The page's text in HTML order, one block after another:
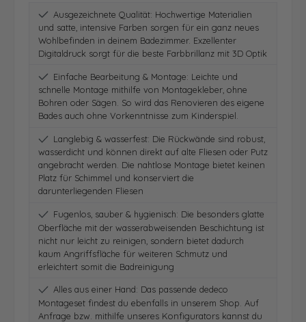
Ausgezeichnete Qualität: Hochwertige Materialien
und satte, intensive Farben sorgen für ein ganz neues
Wohlbefinden in deinem Badezimmer. Exzellenter
Digitaldruck sorgt für die beste Farbbrillanz mit 3D Optik
Einfache Bearbeitung & Montage: Leichte und
schnelle Montage mithilfe von Montagekleber, ohne
Bohren oder Sägen. So wird das Renovieren des eigene
Bades auch ohne Vorkenntnisse zum Kinderspiel.
Langlebig & wasserfest: Die Rückwände sind robust,
wasserdicht und können direkt auf alte Fliesen oder Putz
angebracht werden. Die nahtlose Montage bietet keinen
Platz für Schimmel und konserviert die
darunterliegenden Fliesen
Fugenlos, sauber & hygienisch: Die besonders glatte
Oberfläche mit der wasserabweisenden Beschichtung ist
nicht nur leicht zu reinigen, sondern bietet dadurch
kaum Angriffsfläche für weiteren Schmutz und
erleichtert somit die Badreinigung
Alles aus einer Hand: Das passende dedeco
Montageset findest du ebenfalls in unserem Shop. Auf
Anfrage bzw. mithilfe unseres Konfigurators kannst du